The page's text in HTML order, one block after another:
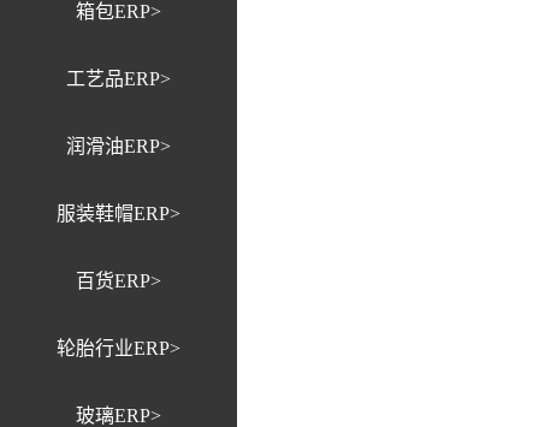
箱包ERP>
工艺品ERP>
润滑油ERP>
服装鞋帽ERP>
百货ERP>
轮胎行业ERP>
玻璃ERP>